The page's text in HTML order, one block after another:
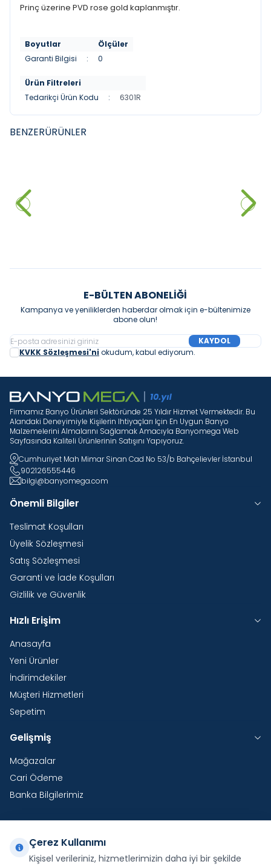
Prinç üzerine PVD rose gold kaplanmıştır.
Boyutlar
Ölçüler
Garanti Bilgisi
: 0
Ürün Filtreleri
Tedarikçi Ürün Kodu
: 6301R
BENZERÜRÜNLER
3.000,00
E-BÜLTEN ABONELIĞI
Kampanya ve yeniliklerden haberdar olmak için e-bültenimize
abone olun!
KAYDOL
KVKK Sözleşmesi'ni okudum, kabul ediyorum.
Firmamız Banyo Ürünleri Sektöründe 25 Yıldır Hizmet Vermektedir. Bu
Alandaki Deneyimiyle Kişilerin Ihtiyaçları Için En Uygun Banyo
Malzemelerini Almalarını Sağlamak Amacıyla Banyomega Web
Sayfasında Kaliteli Ürünlerinin Satışını Yapıyoruz.
Cumhuriyet Mah Mimar Sinan Cad No 53/b Bahçelievler İstanbul
902126555446
bilgi@banyomega.com
Önemli Bilgiler
Teslimat Koşulları
Üyelik Sözleşmesi
Satış Sözleşmesi
Garanti ve İade Koşulları
Gizlilik ve Güvenlik
Hızlı Erişim
Anasayfa
Yeni Ürünler
İndirimdekiler
Müşteri Hizmetleri
Sepetim
Gelişmiş
Mağazalar
Cari Ödeme
Banka Bilgilerimiz
Yurtdışı Kargo
Çerez Kullanımı
Kişisel verileriniz, hizmetlerimizin daha iyi bir şekilde